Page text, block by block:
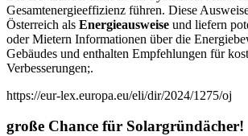
Gesamtenergieeffizienz führen. Diese
Österreich als Energieausweise und liefern
oder Mietern Informationen über die
Gebäudes und enthalten Empfehlungen für
Verbesserungen;.
https://eur-lex.europa.eu/eli/dir/2024/1275/oj
große Chance für Solargründächer!